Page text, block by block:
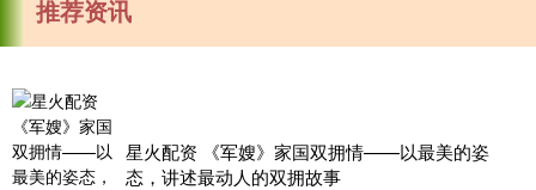
推荐资讯
星火配资 《军嫂》家国双拥情——以最美的姿
态，讲述最动人的双拥故事